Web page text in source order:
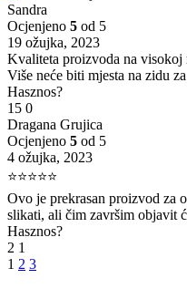
Sandra
Ocjenjeno 5 od 5
19 ožujka, 2023
Kvaliteta proizvoda na visokoj
Više neće biti mjesta na zidu
Hasznos?
15 0
Dragana Grujica
Ocjenjeno 5 od 5
4 ožujka, 2023
⭐⭐⭐⭐⭐
Ovo je prekrasan proizvod za
slikati, ali čim završim objavit
Hasznos?
2 1
1 2 3